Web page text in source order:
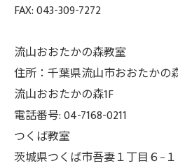
FAX: 043-309-7272
流山おおたかの森教室
住所：千葉県流山市おおたかの
流山おおたかの森1F
電話番号: 04-7168-0211
つくば教室
茨城県つくば市吾妻１丁目６−